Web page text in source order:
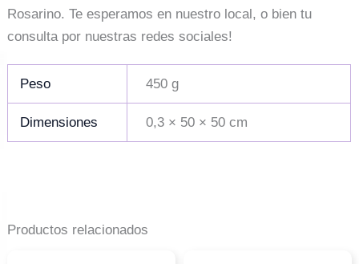
Rosarino. Te esperamos en nuestro local, o bien tu
consulta por nuestras redes sociales!
Peso 450 g
Dimensiones 0,3 × 50 × 50 cm
Productos relacionados